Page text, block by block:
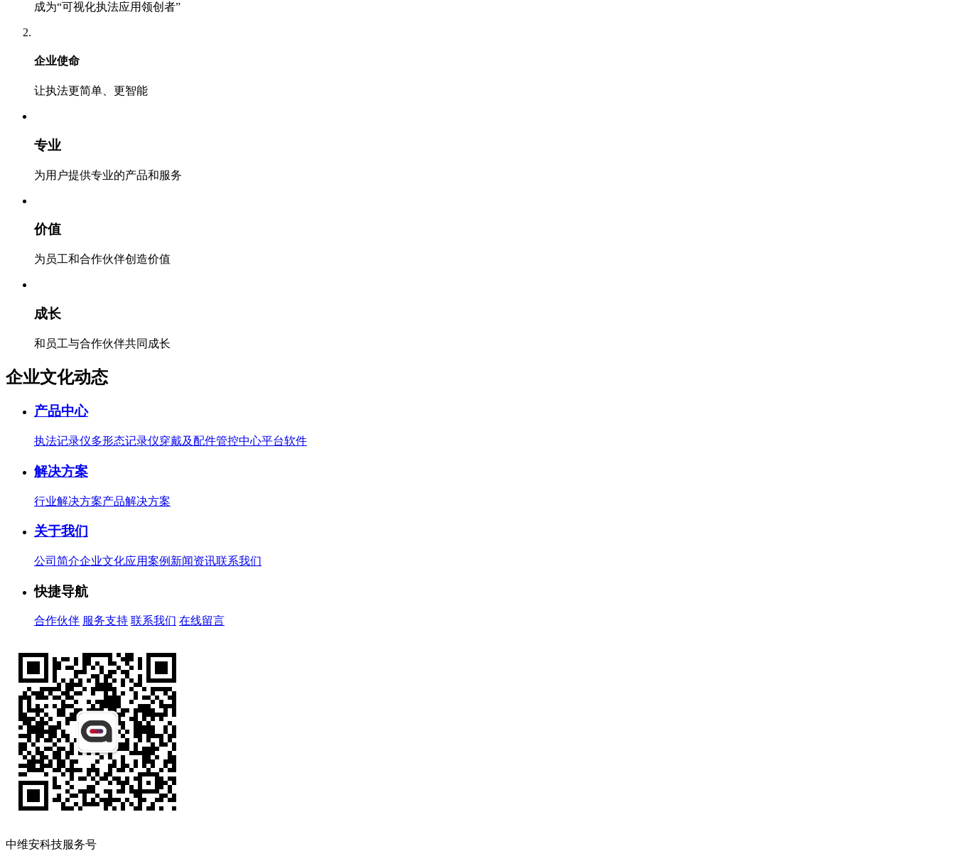
成为“可视化执法应用领创者”
企业使命
让执法更简单、更智能
专业
为用户提供专业的产品和服务
价值
为员工和合作伙伴创造价值
成长
和员工与合作伙伴共同成长
企业文化动态
产品中心
执法记录仪多形态记录仪穿戴及配件管控中心平台软件
解决方案
行业解决方案产品解决方案
关于我们
公司简介企业文化应用案例 新闻资讯联系我们
快捷导航
合作伙伴 服务支持 联系我们 在线留言
中维安科技服务号